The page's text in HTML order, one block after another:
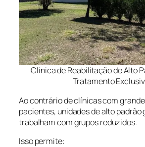
Clínica de Reabilitação de Alto
Tratamento
Ao contrário de clínicas com
pacientes, unidades de alto padrão
trabalham com grupos reduzidos.
Isso permite: